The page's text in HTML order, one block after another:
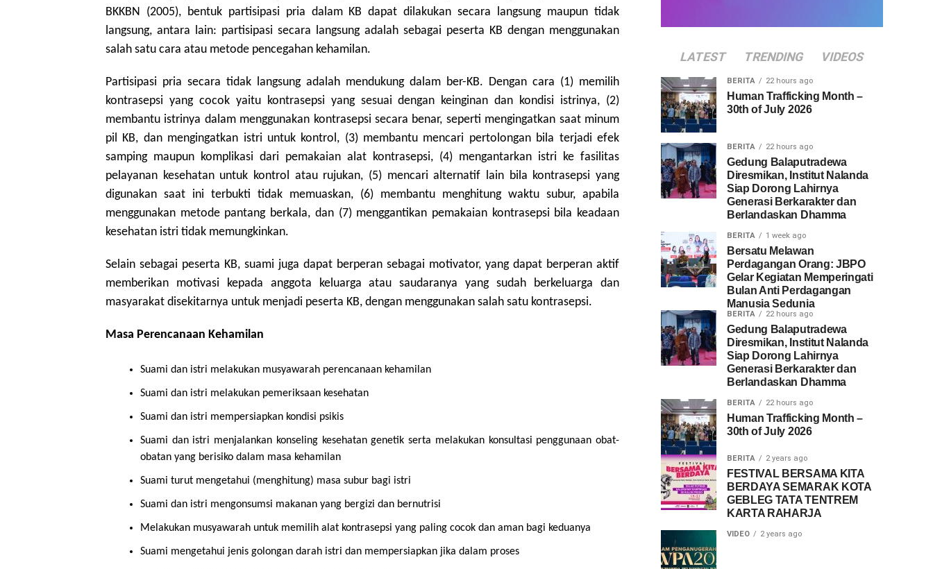
BKKBN (2005), bentuk partisipasi pria dalam KB dapat dilakukan secara langsung maupun tidak
langsung, antara lain: partisipasi secara langsung adalah sebagai peserta KB dengan menggunakan
salah satu cara atau metode pencegahan kehamilan.
Partisipasi pria secara tidak langsung adalah mendukung dalam ber-KB. Dengan cara (1) memilih
kontrasepsi yang cocok yaitu kontrasepsi yang sesuai dengan keinginan dan kondisi istrinya, (2)
membantu istrinya dalam menggunakan kontrasepsi secara benar, seperti mengingatkan saat minum
pil KB, dan mengingatkan istri untuk kontrol, (3) membantu mencari pertolongan bila terjadi efek
samping maupun komplikasi dari pemakaian alat kontrasepsi, (4) mengantarkan istri ke fasilitas
pelayanan kesehatan untuk kontrol atau rujukan, (5) mencari alternatif lain bila kontrasepsi yang
digunakan saat ini terbukti tidak memuaskan, (6) membantu menghitung waktu subur, apabila
menggunakan metode pantang berkala, dan (7) menggantikan pemakaian kontrasepsi bila keadaan
kesehatan istri tidak memungkinkan.
Selain sebagai peserta KB, suami juga dapat berperan sebagai motivator, yang dapat berperan aktif
memberikan motivasi kepada anggota keluarga atau saudaranya yang sudah berkeluarga dan
masyarakat disekitarnya untuk menjadi peserta KB, dengan menggunakan salah satu kontrasepsi.
Masa Perencanaan Kehamilan
Suami dan istri melakukan musyawarah perencanaan kehamilan
Suami dan istri melakukan pemeriksaan kesehatan
Suami dan istri mempersiapkan kondisi psikis
Suami dan istri menjalankan konseling kesehatan genetik serta melakukan konsultasi penggunaan obat-
obatan yang berisiko dalam masa kehamilan
Suami turut mengetahui (menghitung) masa subur bagi istri
Suami dan istri mengonsumsi makanan yang bergizi dan bernutrisi
Melakukan musyawarah untuk memilih alat kontrasepsi yang paling cocok dan aman bagi keduanya
Suami mengetahui jenis golongan darah istri dan mempersiapkan jika dalam proses
LATEST TRENDING VIDEOS
BERITA 22 hours ago
Human Trafficking Month –
30th of July 2026
BERITA 22 hours ago
Gedung Balaputradewa
Diresmikan, Institut Nalanda
Siap Dorong Lahirnya
Generasi Berkarakter dan
Berlandaskan Dhamma
BERITA 1 week ago
Bersatu Melawan
Perdagangan Orang: JBPO
Gelar Kegiatan Memperingati
Bulan Anti Perdagangan
Manusia Sedunia
BERITA 22 hours ago
Gedung Balaputradewa
Diresmikan, Institut Nalanda
Siap Dorong Lahirnya
Generasi Berkarakter dan
Berlandaskan Dhamma
BERITA 22 hours ago
Human Trafficking Month –
30th of July 2026
BERITA 2 years ago
FESTIVAL BERSAMA KITA
BERDAYA SEMARAK KOTA
GEBLEG TATA TENTREM
KARTA RAHARJA
VIDEO 2 years ago